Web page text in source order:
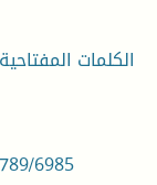
الكلمات
6985